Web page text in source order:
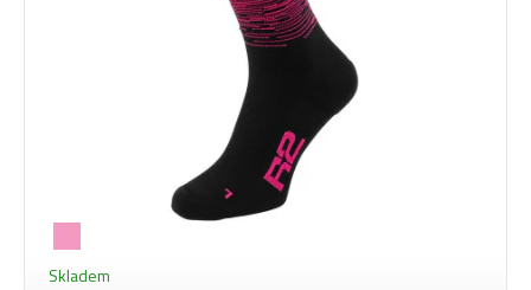
Skladem